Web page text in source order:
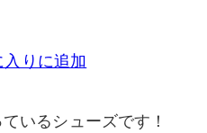
入りに追加
いるシューズです！